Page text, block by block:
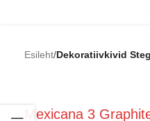
Esileht Dekoratiivkivid
Mexicana 3